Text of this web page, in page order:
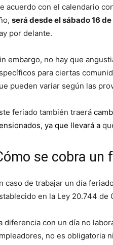
acuerdo con el calendario
será desde el sábado 16
por delante.
embargo, no hay que
para ciertas
pueden variar según las
feriado también traerá
, ya que llevará a
se cobra un
caso de trabajar un día
en la Ley 20.744 de
diferencia con un día no
no es obligatoria